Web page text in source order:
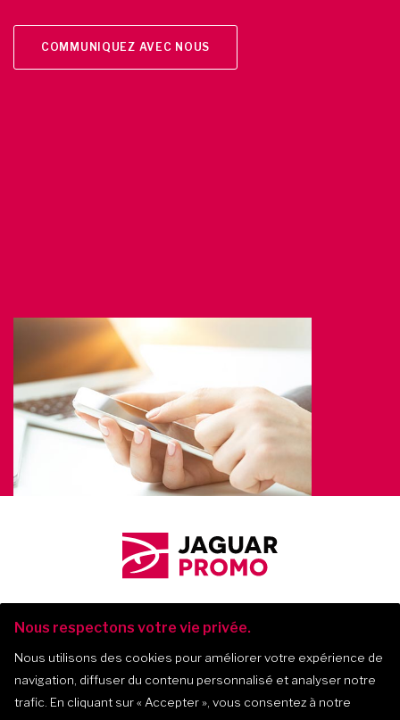
COMMUNIQUEZ AVEC NOUS
Jaguar Promo-2017-2026
Nous respectons votre vie privée.
Nous utilisons des cookies pour améliorer votre expérience de
navigation, diffuser du contenu personnalisé et analyser notre
trafic. En cliquant sur« Accepter » , vous consentez à notre